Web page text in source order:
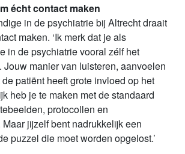
écht contact maken
in de psychiatrie bij Altrecht draait
maken. ‘Ik merk dat je als
in de psychiatrie vooral zélf het
Jouw manier van luisteren, aanvoelen
patiënt heeft grote invloed op het
heb je te maken met de standaard
protocollen en
jijzelf bent nadrukkelijk een
puzzel die moet worden opgelost.’